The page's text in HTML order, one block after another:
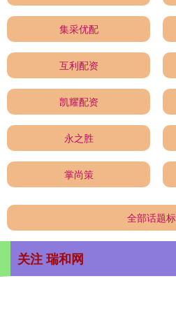
集采优配
互利配资
凯耀配资
永之胜
掌尚策
全部话题
关注 瑞和网